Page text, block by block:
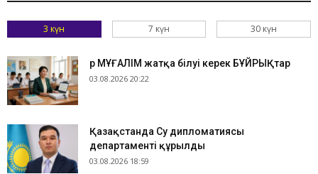
3 күн 7 күн 30 күн
Әр МҰҒАЛІМ жатқа білуі керек БҰЙРЫҚтар
03.08.2026 20:22
Қазақстанда Су дипломатиясы
департаменті құрылды
03.08.2026 18:59